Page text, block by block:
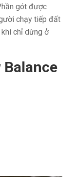
gót được
chạy tiếp đất
chỉ dừng ở
Balance